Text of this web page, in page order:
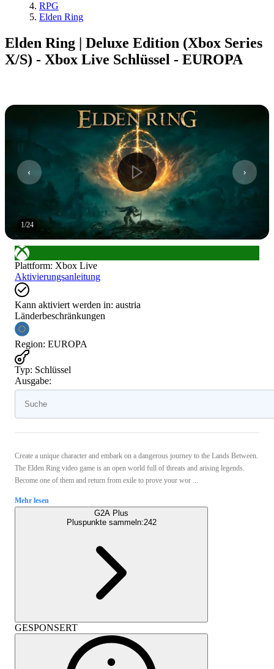
RPG
Elden Ring
Elden Ring | Deluxe Edition (Xbox Series
X/S) - Xbox Live Schlüssel - EUROPA
1/24
Plattform: Xbox Live
Aktivierungsanleitung
Kann aktiviert werden in: austria
Länderbeschränkungen
Region: EUROPA
Typ: Schlüssel
Ausgabe:
Create a unique character and embark on a dangerous journey to the Lands Between.
The Elden Ring video game is an open world full of threats and arising legends.
Become one of them and return from exile to prove your wor ...
Mehr lesen
G2A Plus
Pluspunkte sammeln:242
GESPONSERT